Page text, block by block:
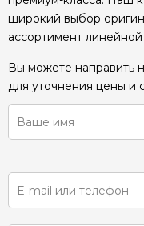
широкий выбор
ассортимент
Вы можете направить
для уточнения цены и